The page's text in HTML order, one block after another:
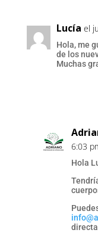
Lucía el
Hola, me
de los
Muchas
6:03
Hola